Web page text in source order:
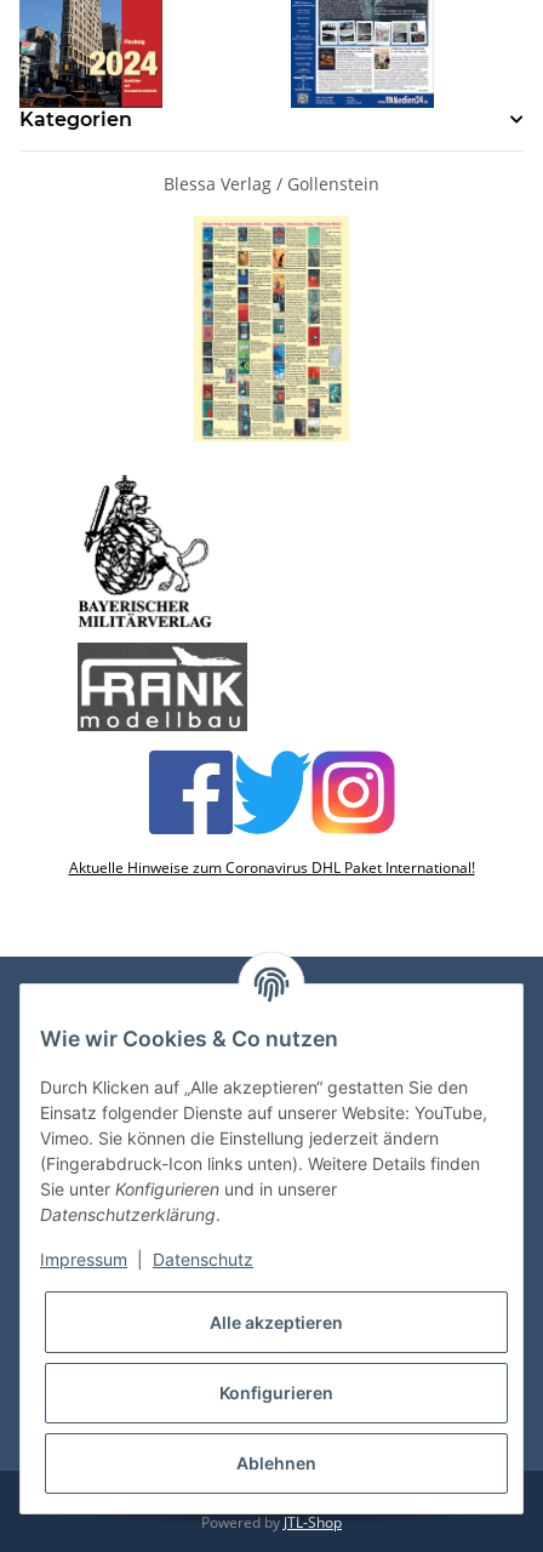
Kategorien
Blessa Verlag / Gollenstein
Aktuelle Hinweise zum Coronavirus DHL Paket International!
VDMedien24.de
Kasernenstraße 6-10
66482 Zweibrücken
Tel. 06332 72710
eMail: heinz.nickel@vdmedien.de
Shop Service
* Alle Preise inkl. gesetzlicher USt., zzgl.Versand
© vdmedien24.de Besucherzähler: 10719619
Powered by JTL-Shop
Wie wir Cookies & Co nutzen
Durch Klicken auf „Alle akzeptieren“ gestatten Sie den
Einsatz folgender Dienste auf unserer Website: YouTube,
Vimeo. Sie können die Einstellung jederzeit ändern
(Fingerabdruck-Icon links unten). Weitere Details finden
Sie unter Konfigurieren und in unserer
Datenschutzerklärung.
Impressum Datenschutz
Alle akzeptieren
Konfigurieren
Ablehnen